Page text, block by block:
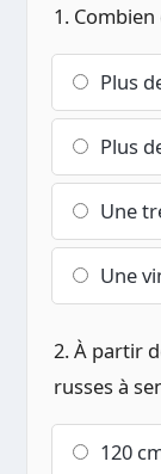
1.
Plus
Plus
Une
Une
2. À partir
russes à
120